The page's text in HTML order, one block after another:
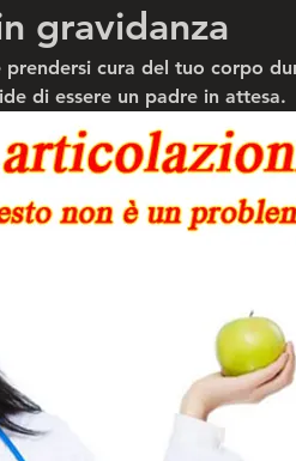
gravidanza
prendersi cura del tuo corpo
di essere un padre in attesa.